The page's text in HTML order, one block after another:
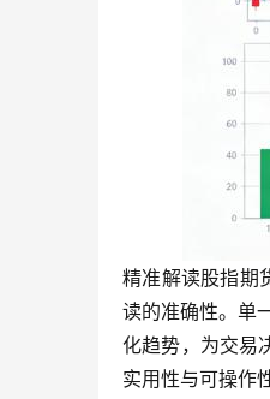
精准解读股指期
读的准确性。单
化趋势，为交易
实用性与可操作性